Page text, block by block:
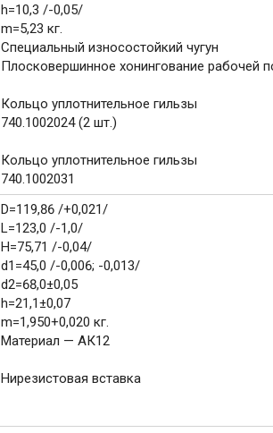
h=10,3 /-0,05/
m=5,23 кг.
Специальный износостойкий чугун
Плосковершинное хонингование рабочей
Кольцо уплотнительное гильзы
740.1002024 (2 шт.)
Кольцо уплотнительное гильзы
740.1002031
D=119,86 /+0,021/
L=123,0 /-1,0/
H=75,71 /-0,04/
d1=45,0 /-0,006; -0,013/
d2=68,0±0,05
h=21,1±0,07
m=1,950+0,020 кг.
Материал — АК12
Нирезистовая вставка